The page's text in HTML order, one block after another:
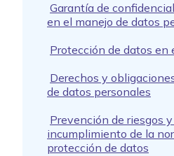
Garantía de
en el manejo de datos
Protección de datos en
Derechos y
de datos personales
Prevención de riesgos
incumplimiento de la
protección de datos